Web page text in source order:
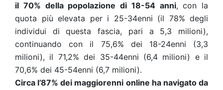
il 70% della popolazione di 18-54 anni, con la
quota più elevata per i 25-34enni (il 78% degli
individui di questa fascia, pari a 5,3 milioni),
continuando con il 75,6% dei 18-24enni (3,3
milioni), il 71,2% dei 35-44enni (6,4 milioni) e il
70,6% dei 45-54enni (6,7 milioni).
Circa l’87% dei maggiorenni online ha navigato da